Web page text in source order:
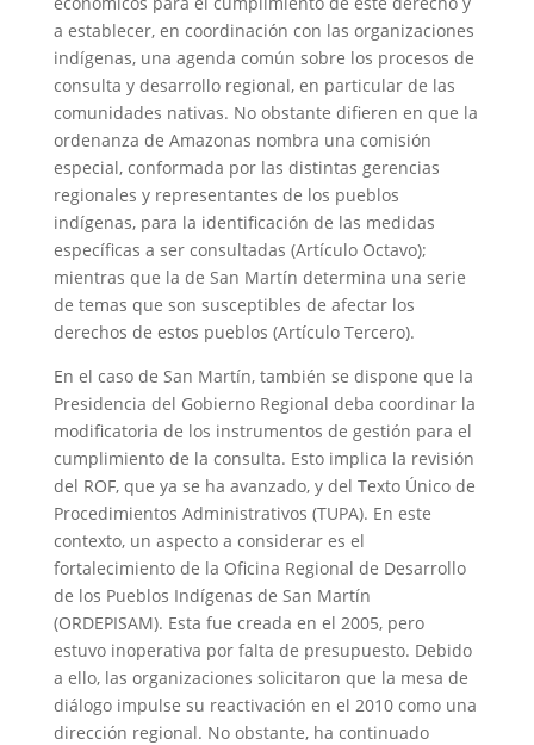
a establecer, en coordinación con las organizaciones
indígenas, una agenda común sobre los procesos de
consulta y desarrollo regional, en particular de las
comunidades nativas. No obstante difieren en que la
ordenanza de Amazonas nombra una comisión
especial, conformada por las distintas gerencias
regionales y representantes de los pueblos
indígenas, para la identificación de las medidas
específicas a ser consultadas (Artículo Octavo);
mientras que la de San Martín determina una serie
de temas que son susceptibles de afectar los
derechos de estos pueblos (Artículo Tercero).
En el caso de San Martín, también se dispone que la
Presidencia del Gobierno Regional deba coordinar la
modificatoria de los instrumentos de gestión para el
cumplimiento de la consulta. Esto implica la revisión
del ROF, que ya se ha avanzado, y del Texto Único de
Procedimientos Administrativos (TUPA). En este
contexto, un aspecto a considerar es el
fortalecimiento de la Oficina Regional de Desarrollo
de los Pueblos Indígenas de San Martín
(ORDEPISAM). Esta fue creada en el 2005, pero
estuvo inoperativa por falta de presupuesto. Debido
a ello, las organizaciones solicitaron que la mesa de
diálogo impulse su reactivación en el 2010 como una
dirección regional. No obstante, ha continuado